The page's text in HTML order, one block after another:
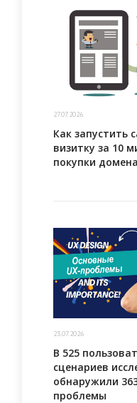
27.07.2026
Как запустить
визитку за 10
покупки домена
23.07.2026
В 525
сценариев
обнаружили
проблемы